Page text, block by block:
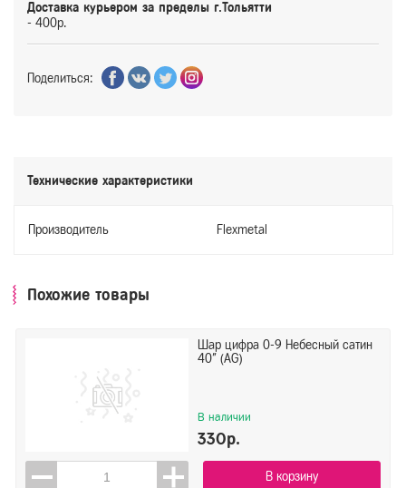
Доставка курьером за пределы г.Тольятти
- 400р.
Поделиться:
Технические характеристики
Производитель Flexmetal
Похожие товары
Шар цифра 0-9 Небесный сатин
40" (AG)
В наличии
330р.
В корзину